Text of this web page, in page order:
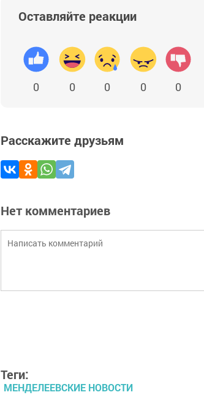
Оставляйте реакции
0 0 0 0 0
Расскажите друзьям
Нет комментариев
Теги:
МЕНДЕЛЕЕВСКИЕ НОВОСТИ